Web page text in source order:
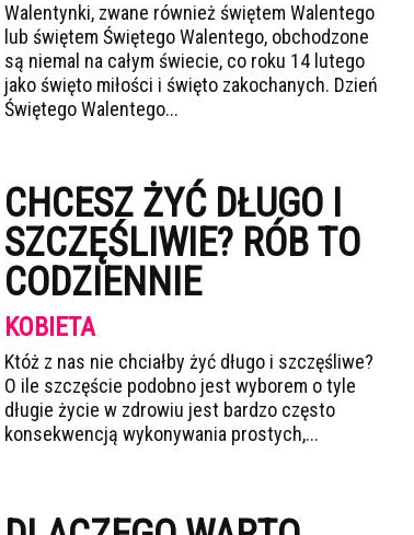
Walentynki, zwane również świętem Walentego
lub świętem Świętego Walentego, obchodzone
są niemal na całym świecie, co roku 14 lutego
jako święto miłości i święto zakochanych. Dzień
Świętego Walentego...
CHCESZ ŻYĆ DŁUGO I
SZCZĘŚLIWIE? RÓB TO
CODZIENNIE
KOBIETA
Któż z nas nie chciałby żyć długo i szczęśliwe?
O ile szczęście podobno jest wyborem o tyle
długie życie w zdrowiu jest bardzo często
konsekwencją wykonywania prostych,...